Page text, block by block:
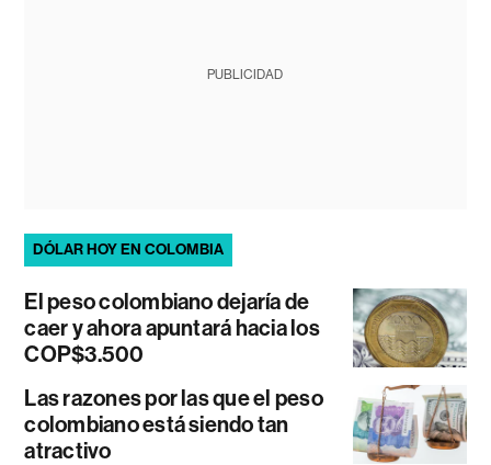
PUBLICIDAD
DÓLAR HOY EN COLOMBIA
El peso colombiano dejaría de
caer y ahora apuntará hacia los
COP$3.500
Las razones por las que el peso
colombiano está siendo tan
atractivo